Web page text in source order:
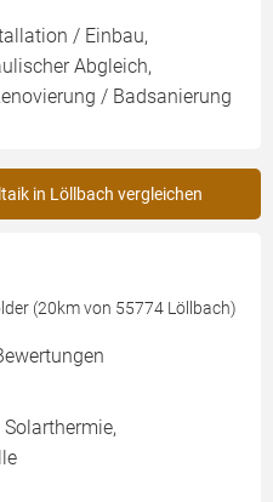
/ Einbau,
Abgleich,
/ Badsanierung
in Löllbach vergleichen
(20km von 55774 Löllbach)